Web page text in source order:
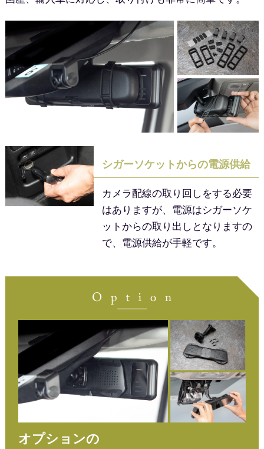
シガーソケットからの電源供給
カメラ配線の取り回しをする必要
はありますが、電源はシガーソケ
ットからの取り出しとなりますの
で、電源供給が手軽です。
オプションの